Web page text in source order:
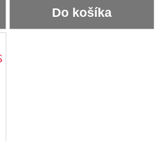
Do košíka